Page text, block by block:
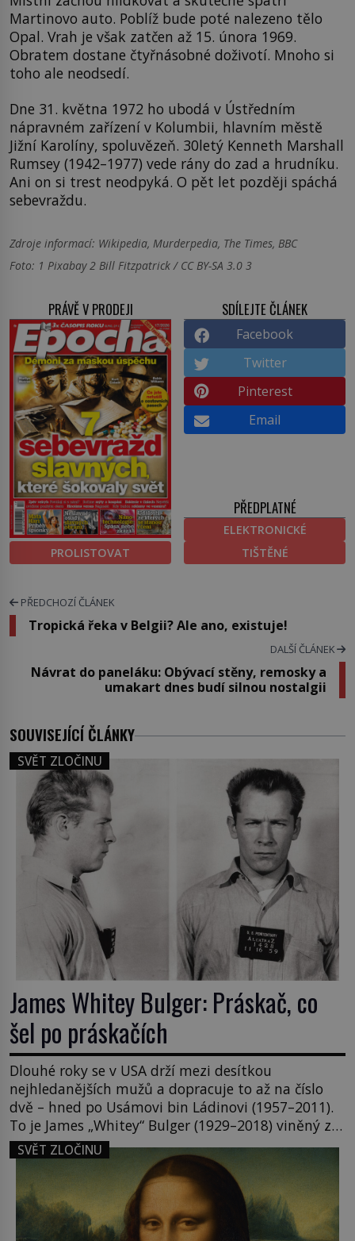
Martinovo auto. Poblíž bude poté nalezeno tělo
Opal. Vrah je však zatčen až 15. února 1969.
Obratem dostane čtyřnásobné doživotí. Mnoho si
toho ale neodsedí.
Dne 31. května 1972 ho ubodá v Ústředním
nápravném zařízení v Kolumbii, hlavním městě
Jižní Karolíny, spoluvězeň. 30letý Kenneth Marshall
Rumsey (1942–1977) vede rány do zad a hrudníku.
Ani on si trest neodpyká. O pět let později spáchá
sebevraždu.
Zdroje informací: Wikipedia, Murderpedia, The Times, BBC
Foto: 1 Pixabay 2 Bill Fitzpatrick / CC BY-SA 3.0 3
PRÁVĚ V PRODEJI
PROLISTOVAT
SDÍLEJTE ČLÁNEK
Facebook
Twitter
Pinterest
Email
PŘEDPLATNÉ
ELEKTRONICKÉ
TIŠTĚNÉ
PŘEDCHOZÍ ČLÁNEK
Tropická řeka v Belgii? Ale ano, existuje!
DALŠÍ ČLÁNEK
Návrat do paneláku: Obývací stěny, remosky a
umakart dnes budí silnou nostalgii
SOUVISEJÍCÍ ČLÁNKY
SVĚT ZLOČINU
James Whitey Bulger: Práskač, co
šel po práskačích
Dlouhé roky se v USA drží mezi desítkou
nejhledanějších mužů a dopracuje to až na číslo
dvě – hned po Usámovi bin Ládinovi (1957–2011).
To je James „Whitey“ Bulger (1929–2018) viněný ze
spoluúčasti na 19 vraždách, vydírání a lichvy. A
samozřejmě, krom toho je ještě drogový dealer,
který neváhá odstranit z cesty všechny práskače,
zatímco […]
SVĚT ZLOČINU